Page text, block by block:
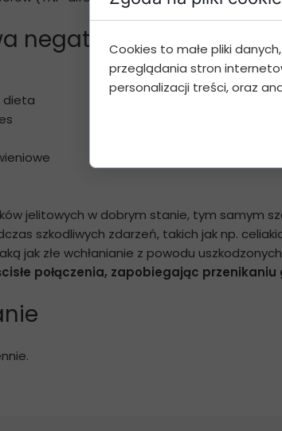
negatywnie na stan
dieta
jelitowych w dobrym stanie, tym samym
szkodliwych zdarzeń, takich jak np.
jak złe wchłanianie z powodu
połączenia, zapobiegając
Cookies to małe pliki
przeglądania stron
personalizacji treści, oraz